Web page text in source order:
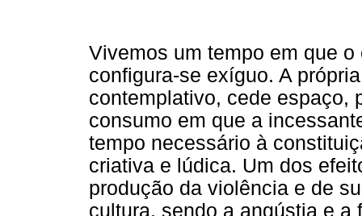
Vivemos um tempo em que
configura-se exíguo. A
contemplativo, cede espaço,
consumo em que a
tempo necessário à
criativa e lúdica. Um dos
produção da violência e de
cultura, sendo a angústia e